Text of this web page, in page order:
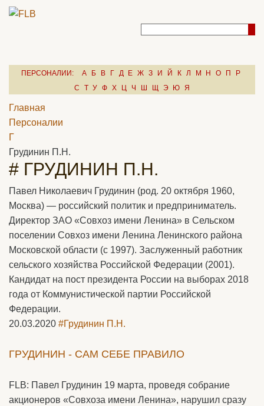
ПЕРСОНАЛИИ: А Б В Г Д Е Ж З И Й К Л М Н О П
Р
С
Т У Ф Х Ц Ч Ш Щ Э Ю Я
Главная
Персоналии
Г
Грудинин П.Н.
# ГРУДИНИН П.Н.
Павел Николаевич Грудинин (род. 20 октября 1960,
Москва) — российский политик и предприниматель.
Директор ЗАО «Совхоз имени Ленина» в Сельском
поселении Совхоз имени Ленина Ленинского района
Московской области (с 1997). Заслуженный работник
сельского хозяйства Российской Федерации (2001).
Кандидат на пост президента России на выборах 2018
года от Коммунистической партии Российской
Федерации.
20.03.2020 #Грудинин П.Н.
ГРУДИНИН - САМ СЕБЕ ПРАВИЛО
FLB: Павел Грудинин 19 марта, проведя собрание
акционеров «Совхоза имени Ленина», нарушил сразу